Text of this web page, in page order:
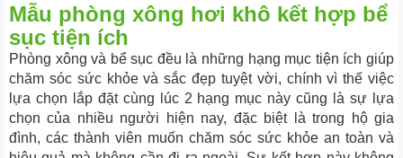
Mẫu phòng xông hơi khô kết hợp bể
sục tiện ích
Phòng xông và bể sục đều là những hạng mục tiện ích giúp
chăm sóc sức khỏe và sắc đẹp tuyệt vời, chính vì thế việc
lựa chọn lắp đặt cùng lúc 2 hạng mục này cũng là sự lựa
chọn của nhiều người hiện nay, đặc biệt là trong hộ gia
đình, các thành viên muốn chăm sóc sức khỏe an toàn và